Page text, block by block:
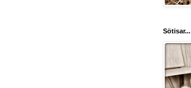
Sötisar...